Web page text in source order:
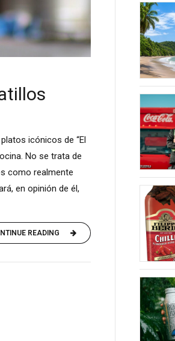
icónicos de “El
No se trata de
como realmente
en opinión de él,
READING